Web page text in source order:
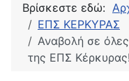
Βρίσκεστε εδώ:
ΕΠΣ ΚΕΡΚΥΡΑΣ
Αναβολή σε όλες
της ΕΠΣ Κέρκυρας!